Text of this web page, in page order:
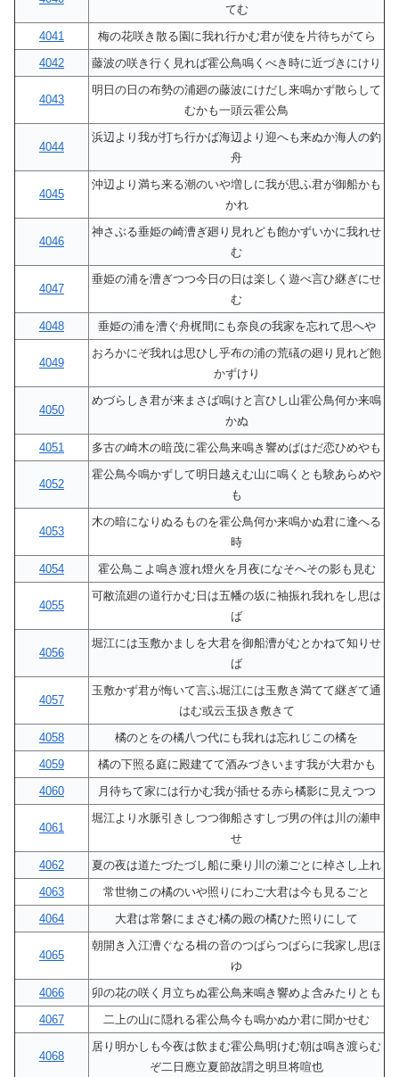
てむ
4041
梅の花咲き散る園に我れ行かむ君が使を片待ちがてら
4042
藤波の咲き行く見れば霍公鳥鳴くべき時に近づきにけり
4043
明日の日の布勢の浦廻の藤波にけだし来鳴かず散らして
むかも一頭云霍公鳥
4044
浜辺より我が打ち行かば海辺より迎へも来ぬか海人の釣
舟
4045
沖辺より満ち来る潮のいや増しに我が思ふ君が御船かも
かれ
4046
神さぶる垂姫の崎漕ぎ廻り見れども飽かずいかに我れせ
む
4047
垂姫の浦を漕ぎつつ今日の日は楽しく遊べ言ひ継ぎにせ
む
4048
垂姫の浦を漕ぐ舟梶間にも奈良の我家を忘れて思へや
4049
おろかにぞ我れは思ひし乎布の浦の荒礒の廻り見れど飽
かずけり
4050
めづらしき君が来まさば鳴けと言ひし山霍公鳥何か来鳴
かぬ
4051
多古の崎木の暗茂に霍公鳥来鳴き響めばはだ恋ひめやも
4052
霍公鳥今鳴かずして明日越えむ山に鳴くとも験あらめや
も
4053
木の暗になりぬるものを霍公鳥何か来鳴かぬ君に逢へる
時
4054
霍公鳥こよ鳴き渡れ燈火を月夜になそへその影も見む
4055
可敝流廻の道行かむ日は五幡の坂に袖振れ我れをし思は
ば
4056
堀江には玉敷かましを大君を御船漕がむとかねて知りせ
ば
4057
玉敷かず君が悔いて言ふ堀江には玉敷き満てて継ぎて通
はむ或云玉扱き敷きて
4058
橘のとをの橘八つ代にも我れは忘れじこの橘を
4059
橘の下照る庭に殿建てて酒みづきいます我が大君かも
4060
月待ちて家には行かむ我が插せる赤ら橘影に見えつつ
4061
堀江より水脈引きしつつ御船さすしづ男の伴は川の瀬申
せ
4062
夏の夜は道たづたづし船に乗り川の瀬ごとに棹さし上れ
4063
常世物この橘のいや照りにわご大君は今も見るごと
4064
大君は常磐にまさむ橘の殿の橘ひた照りにして
4065
朝開き入江漕ぐなる楫の音のつばらつばらに我家し思ほ
ゆ
4066
卯の花の咲く月立ちぬ霍公鳥来鳴き響めよ含みたりとも
4067
二上の山に隠れる霍公鳥今も鳴かぬか君に聞かせむ
4068
居り明かしも今夜は飲まむ霍公鳥明けむ朝は鳴き渡らむ
ぞ二日應立夏節故謂之明旦将喧也